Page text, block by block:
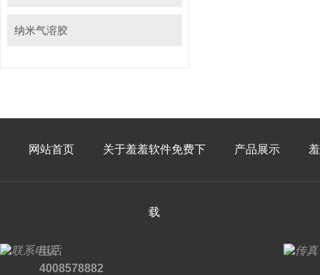
纳米气溶胶
网站首页 关于羞羞软件免费下
载
产品展示
电话
4008578882